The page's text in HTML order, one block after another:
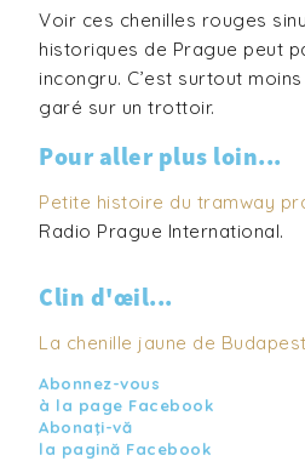
Voir ces chenilles rouges
historiques de Prague peut
incongru. C’est surtout moins
garé sur un trottoir.
Pour aller plus loin...
Petite histoire du tramway
Radio Prague International.
Clin d'œil...
La chenille jaune de Budapest
Abonnez-vous
à la page Facebook
Abonaţi-vă
la pagină Facebook